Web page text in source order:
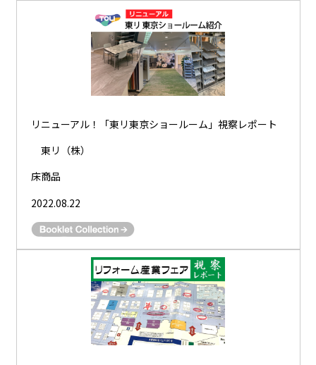
リニューアル！「東リ東京ショールーム」視察レポート
東リ（株）
床商品
2022.08.22